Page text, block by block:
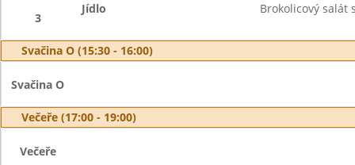
3
Jídlo Brokolicový salát
Svačina O (15:30 - 16:00)
Svačina O
Večeře (17:00 - 19:00)
Večeře